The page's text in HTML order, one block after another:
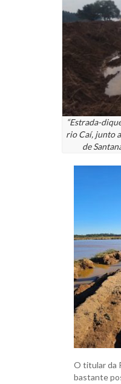
“Estrada-
rio Caí, junto
de
O titular da
bastante